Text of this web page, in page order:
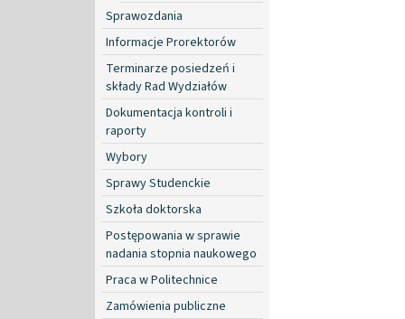
Sprawozdania
Informacje Prorektorów
Terminarze posiedzeń i
składy Rad Wydziałów
Dokumentacja kontroli i
raporty
Wybory
Sprawy Studenckie
Szkoła doktorska
Postępowania w sprawie
nadania stopnia naukowego
Praca w Politechnice
Zamówienia publiczne